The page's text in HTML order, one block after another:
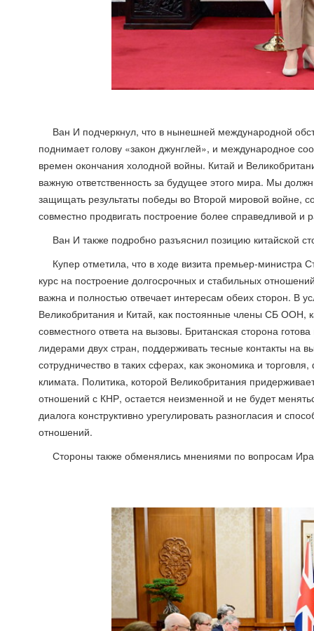
Ван И подчеркнул, что в нынешней международной
поднимает голову «закон джунглей», и международное
времен окончания холодной войны. Китай и
важную ответственность за будущее этого мира. Мы
защищать результаты победы во Второй мировой войне,
совместно продвигать построение более справедливой
Ван И также подробно разъяснил позицию китайской
Купер отметила, что в ходе визита премьер-министра
курс на построение долгосрочных и стабильных
важна и полностью отвечает интересам обеих сторон. В
Великобритания и Китай, как постоянные члены СБ ООН,
совместного ответа на вызовы. Британская сторона
лидерами двух стран, поддерживать тесные контакты на
сотрудничество в таких сферах, как экономика и
климата. Политика, которой Великобритания
отношений с КНР, остается неизменной и не будет
диалога конструктивно урегулировать разногласия и
отношений.
Стороны также обменялись мнениями по вопросам